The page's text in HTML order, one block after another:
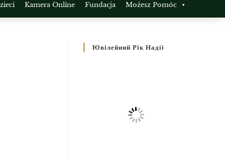
Kamera Online Fundacja Możesz Pomóc
Ювілейний Рік Надії